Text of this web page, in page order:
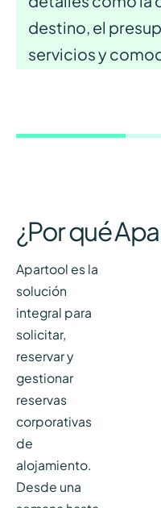
destino, el
servicios y
¿Por qué
Apartool es la
solución
integral para
solicitar,
reservar y
gestionar
reservas
corporativas
de
alojamiento.
Desde una